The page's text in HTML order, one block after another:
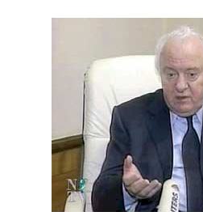
საიტის
მოძრაობის
სტატიები